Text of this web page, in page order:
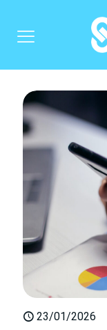
23/01/2026